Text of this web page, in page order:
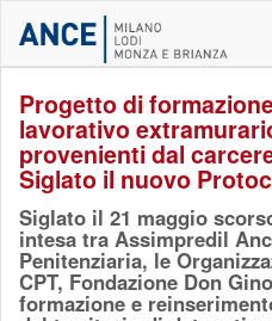
Progetto di
lavorativo
provenienti dal
Siglato il nuovo
Siglato il 21 maggio
intesa tra Assimpredil
Penitenziaria, le
CPT, Fondazione Don
formazione e